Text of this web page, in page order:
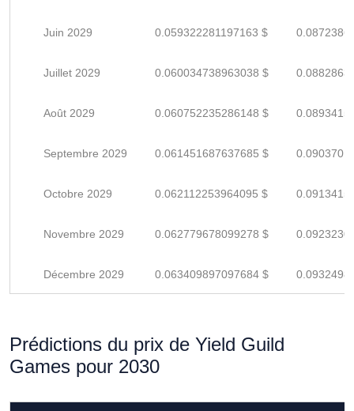
Juin 2029 0.059322281197163 $
Juillet 2029 0.060034738963038 $
Août 2029 0.060752235286148 $
Septembre 2029 0.061451687637685 $
Octobre 2029 0.062112253964095 $
Novembre 2029 0.062779678099278 $
Décembre 2029 0.063409897097684 $
Prédictions du prix de Yield Guild
Games pour 2030